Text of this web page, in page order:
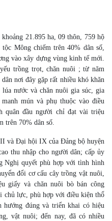
21.895 ha, 09 thôn, 759 hộ
Mông chiếm trên 40% dân số,
vào xây dựng vùng kinh tế mới.
trồng trọt, chăn nuôi ; từ năm
nơi đây gặp rất nhiều khó khăn
nước và chăn nuôi gia súc, gia
mún và phụ thuộc vào điều
quân đầu người chỉ đạt vài triệu
trên 70% dân số.
và Đại hội IX của Đảng bộ huyện
thu nhập cho người dân; cấp ủy
Nghị quyết phù hợp với tình hình
đổi cơ cấu cây trồng vật nuôi,
giấy và chăn nuôi bò bán công
chủ lực, phù hợp với điều kiện thổ
hướng đúng và triển khai có hiệu
vật nuôi; đến nay, đã có nhiều